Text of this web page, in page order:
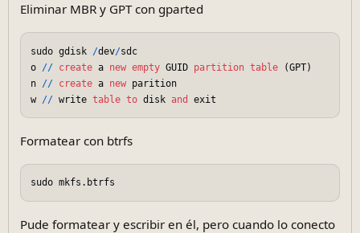
Eliminar MBR y GPT con gparted
sudo gdisk /dev/sdc
o // create a new empty GUID partition table (GPT)
n // create a new parition
w // write table to disk and
Formatear con btrfs
Pude formatear y escribir en él, pero cuando lo conecto